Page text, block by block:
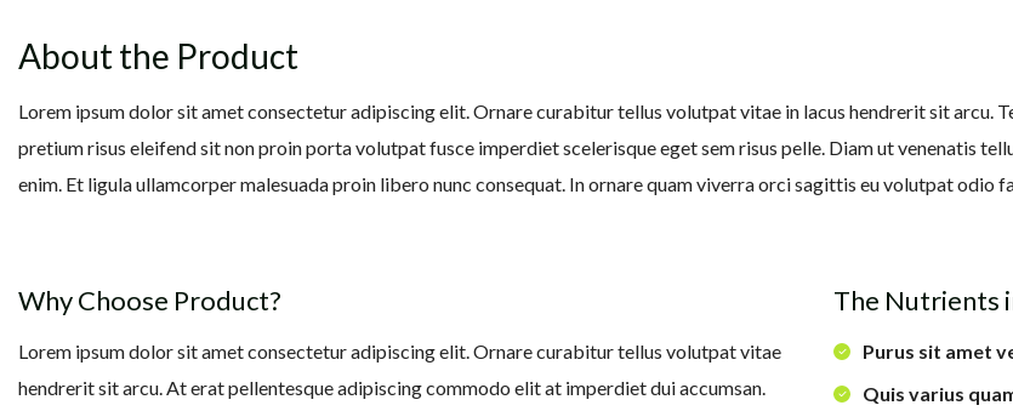
About the Product
Lorem ipsum dolor sit amet consectetur adipiscing elit. Ornare curabitur tellus volutpat vitae in lacus hendrerit sit arcu.
pretium risus eleifend sit non proin porta volutpat fusce imperdiet scelerisque eget sem risus pelle. Diam ut venenatis
enim. Et ligula ullamcorper malesuada proin libero nunc consequat. In ornare quam viverra orci sagittis eu volutpat odio
Why Choose Product?
Lorem ipsum dolor sit amet consectetur adipiscing elit. Ornare curabitur tellus volutpat vitae
hendrerit sit arcu. At erat pellentesque adipiscing commodo elit at imperdiet dui accumsan.
The Nutrients
Purus sit amet
Quis varius